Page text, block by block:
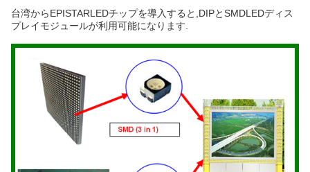
台湾からEPISTARLEDチップを導入すると,DIPとSMDLEDディス
プレイモジュールが利用可能になります.